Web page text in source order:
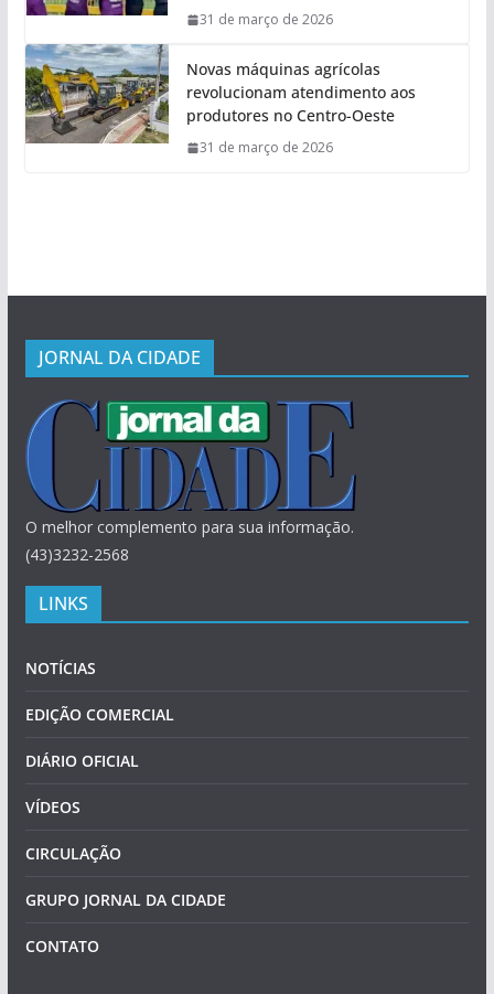
31 de março de 2026
Novas máquinas agrícolas
revolucionam atendimento aos
produtores no Centro-Oeste
31 de março de 2026
JORNAL DA CIDADE
O melhor complemento para sua informação.
(43)3232-2568
LINKS
NOTÍCIAS
EDIÇÃO COMERCIAL
DIÁRIO OFICIAL
VÍDEOS
CIRCULAÇÃO
GRUPO JORNAL DA CIDADE
CONTATO